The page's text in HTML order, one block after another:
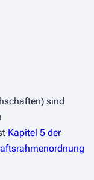
sind
Kapitel 5 der